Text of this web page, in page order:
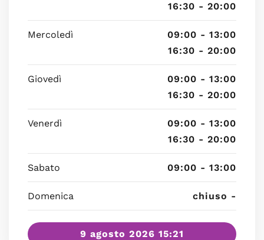
16:30 - 20:00
Mercoledì
09:00 - 13:00
16:30 - 20:00
Giovedì
09:00 - 13:00
16:30 - 20:00
Venerdì
09:00 - 13:00
16:30 - 20:00
Sabato 09:00 - 13:00
Domenica chiuso -
9 agosto 2026 15:21